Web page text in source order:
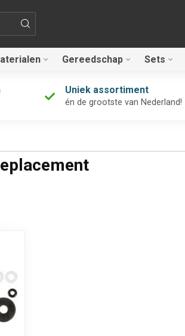
Gereedschap Sets
Uniek assortiment
én de grootste van Nederland!